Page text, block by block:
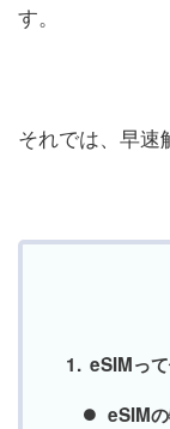
す。
それでは、早速
eSIMっ
eSIM